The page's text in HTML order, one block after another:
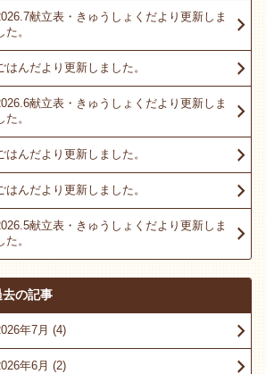
献立表・きゅうしょくだより更新しま
た。
はんだより更新しました。
献立表・きゅうしょくだより更新しま
た。
はんだより更新しました。
はんだより更新しました。
献立表・きゅうしょくだより更新しま
た。
去の記事
年7月 (4)
年6月 (2)